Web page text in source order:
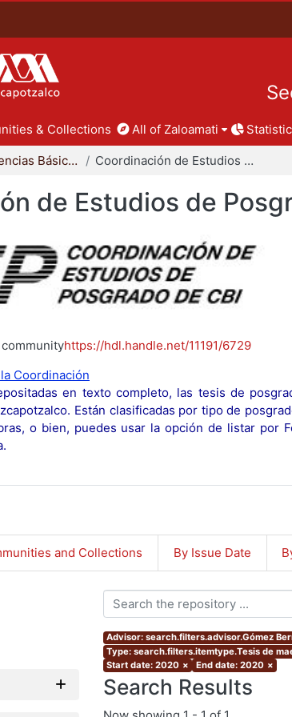
& Collections All of Zaloamati
División de Ciencias Básicas e Ingeniería Coordinación de Estudios de Posgrado - CBI
de Estudios de
https://hdl.handle.net/11191/6729
Coordinación
en texto completo, las tesis de
Están clasificadas por tipo de
o bien, puedes usar la opción de listar por
and Collections By Issue Date
Advisor: search.filters.advisor.Gómez
Type: search.filters.itemtype.Tesis de
Start date: 2020 × End date: 2020 ×
Search Results